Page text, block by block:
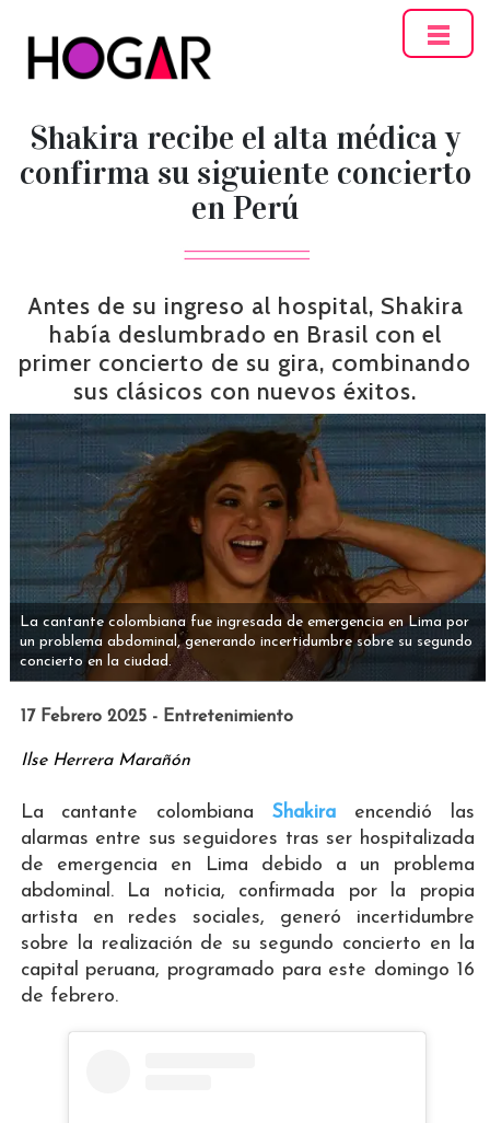
Shakira recibe el alta médica y
confirma su siguiente concierto
en Perú
Antes de su ingreso al hospital, Shakira
había deslumbrado en Brasil con el
primer concierto de su gira, combinando
sus clásicos con nuevos éxitos.
La cantante colombiana fue ingresada de emergencia en Lima por
un problema abdominal, generando incertidumbre sobre su segundo
concierto en la ciudad.
17 Febrero 2025 - Entretenimiento
Ilse Herrera Marañón
La cantante colombiana Shakira encendió las
alarmas entre sus seguidores tras ser hospitalizada
de emergencia en Lima debido a un problema
abdominal. La noticia, confirmada por la propia
artista en redes sociales, generó incertidumbre
sobre la realización de su segundo concierto en la
capital peruana, programado para este domingo 16
de febrero.